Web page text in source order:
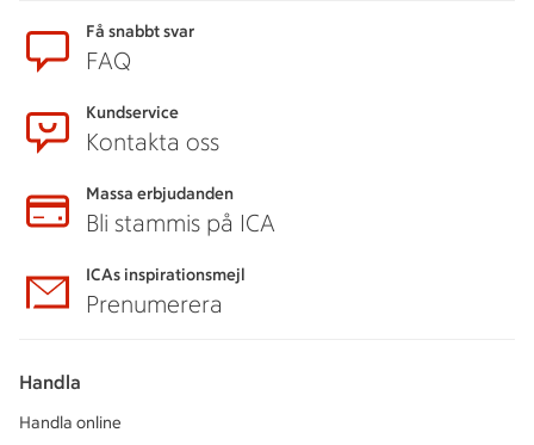
Få snabbt svar
FAQ
Kundservice
Kontakta oss
Massa erbjudanden
Bli stammis på ICA
ICAs inspirationsmejl
Prenumerera
Handla
Handla online